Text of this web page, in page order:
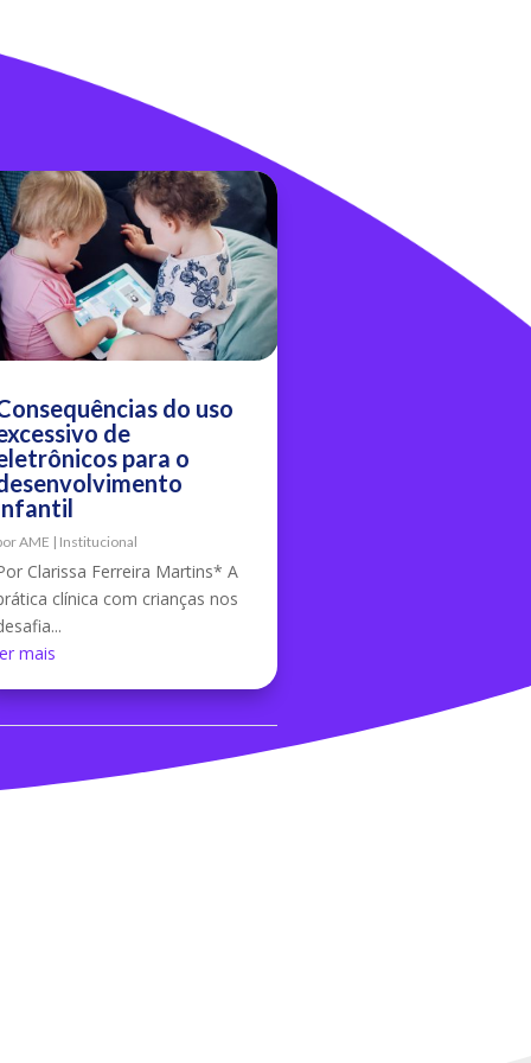
do uso
de
para o
AME | Institucional
Clarissa Ferreira Martins* A
clínica com crianças nos
mais